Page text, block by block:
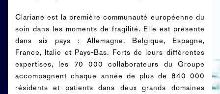
Clariane est la première communauté européenne du
soin dans les moments de fragilité. Elle est présente
dans six pays : Allemagne, Belgique, Espagne,
France, Italie et Pays-Bas. Forts de leurs différentes
expertises, les 70 000 collaborateurs du Groupe
accompagnent chaque année de plus de 840 000
résidents et patients dans deux grands domaines